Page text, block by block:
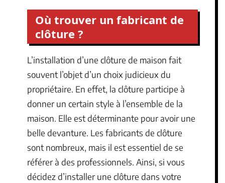
Où trouver un fabricant de
clôture ?
L’installation d’une clôture de maison fait
souvent l’objet d’un choix judicieux du
propriétaire. En effet, la clôture participe à
donner un certain style à l’ensemble de la
maison. Elle est déterminante pour avoir une
belle devanture. Les fabricants de clôture
sont nombreux, mais il est essentiel de se
référer à des professionnels. Ainsi, si vous
décidez d’installer une clôture dans votre